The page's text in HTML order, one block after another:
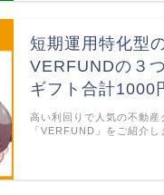
短期運用特化型
VERFUNDの３
ギフト合計1000
高い利回りで人気の不動産
「VERFUND」をご紹介